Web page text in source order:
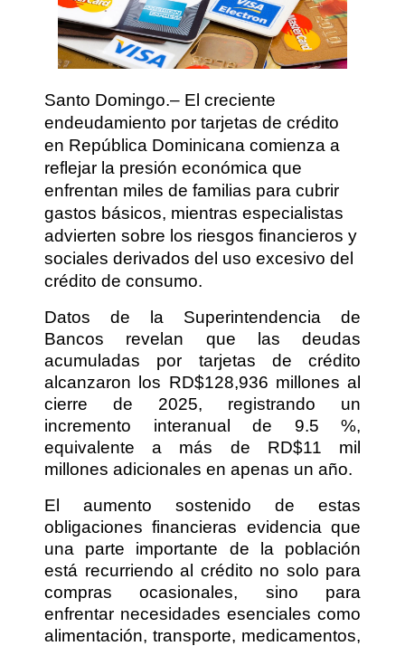
Santo Domingo.– El creciente
endeudamiento por tarjetas de crédito
en República Dominicana comienza a
reflejar la presión económica que
enfrentan miles de familias para cubrir
gastos básicos, mientras especialistas
advierten sobre los riesgos financieros y
sociales derivados del uso excesivo del
crédito de consumo.
Datos de la Superintendencia de
Bancos revelan que las deudas
acumuladas por tarjetas de crédito
alcanzaron los RD$128,936 millones al
cierre de 2025, registrando un
incremento interanual de 9.5 %,
equivalente a más de RD$11 mil
millones adicionales en apenas un año.
El aumento sostenido de estas
obligaciones financieras evidencia que
una parte importante de la población
está recurriendo al crédito no solo para
compras ocasionales, sino para
enfrentar necesidades esenciales como
alimentación, transporte, medicamentos,